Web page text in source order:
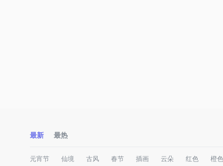
最新 最热
元宵节 仙境 古风 春节 插画 云朵 红色 橙色